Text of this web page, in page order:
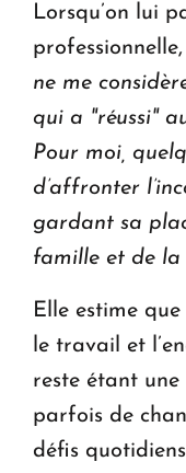
Lorsqu’on lui
ne me
qui a "réussi"
Pour moi,
d’affronter
gardant sa
famille et de la
Elle estime
le travail et
reste étant une
parfois de
défis